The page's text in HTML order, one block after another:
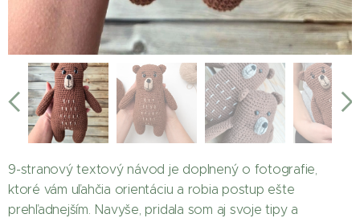
9-stranový textový návod je doplnený o fotografie,
ktoré vám uľahčia orientáciu a robia postup ešte
prehľadnejším. Navyše, pridala som aj svoje tipy a